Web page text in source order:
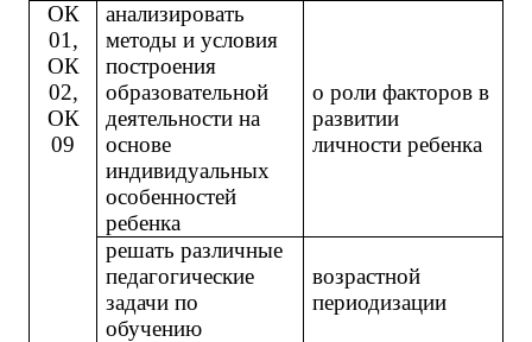
ОК
01,
ОК
02,
ОК
09
анализировать
методы и условия
построения
образовательной
деятельности на
основе
индивидуальных
особенностей
ребенка
о роли факторов в
развитии
личности ребенка
решать различные
педагогические
задачи по
обучению
возрастной
периодизации